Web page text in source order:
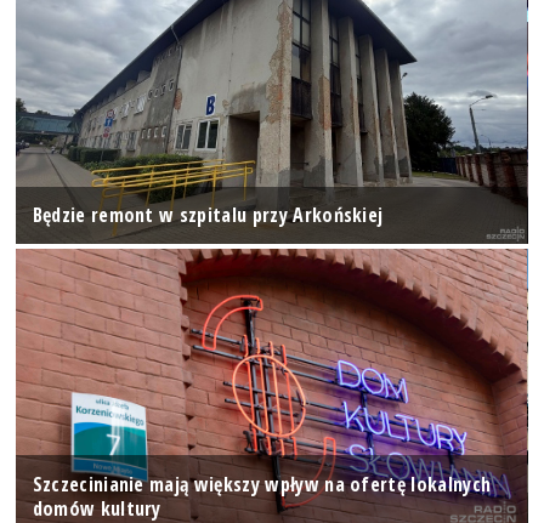
Będzie remont w szpitalu przy Arkońskiej
Szczecinianie mają większy wpływ na ofertę lokalnych
domów kultury